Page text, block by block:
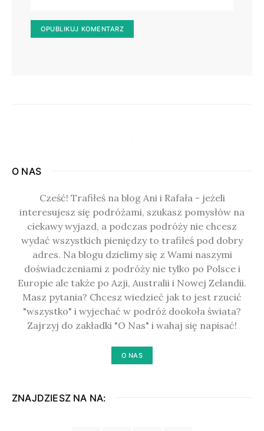
O NAS
Cześć! Trafiłeś na blog Ani i Rafała - jeżeli
interesujesz się podróżami, szukasz pomysłów na
ciekawy wyjazd, a podczas podróży nie chcesz
wydać wszystkich pieniędzy to trafiłeś pod dobry
adres. Na blogu dzielimy się z Wami naszymi
doświadczeniami z podróży nie tylko po Polsce i
Europie ale także po Azji, Australii i Nowej Zelandii.
Masz pytania? Chcesz wiedzieć jak to jest rzucić
"wszystko" i wyjechać w podróż dookoła świata?
Zajrzyj do zakładki "O Nas" i wahaj się napisać!
O NAS
ZNAJDZIESZ NA NA: